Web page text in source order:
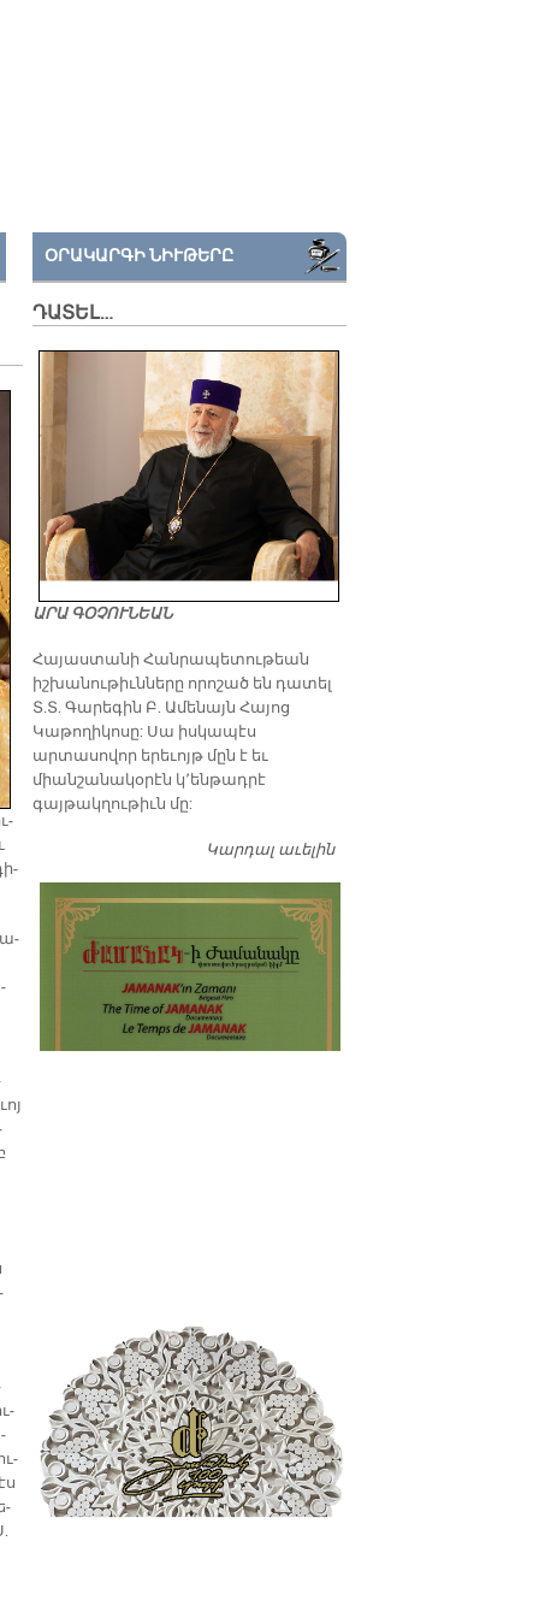
ՕՐԱԿԱՐԳԻ ՆԻՒԹԵՐԸ
ԴԱՏԵԼ…
ԱՐԱ ԳՕՉՈՒՆԵԱՆ
​Հայաստանի Հանրապետութեան
իշխանութիւնները որոշած են դատել
Տ.Տ. Գարեգին Բ. Ամենայն Հայոց
Կաթողիկոսը: Սա իսկապէս
արտասովոր երեւոյթ մըն է եւ
միանշանակօրէն կ՚ենթադրէ
գայթակղութիւն մը:
Կարդալ աւելինԴատել…